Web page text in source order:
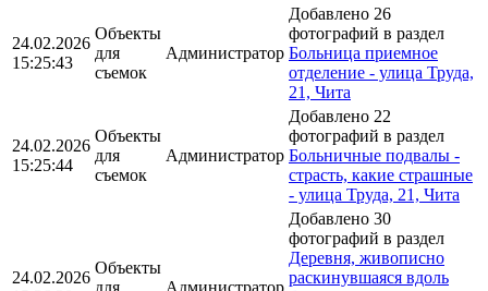
24.02.2026
15:25:43
Объекты
для
съемок
Администратор
Добавлено 26
фотографий в раздел
Больница приемное
отделение - улица Труда,
21, Чита
24.02.2026
15:25:44
Объекты
для
съемок
Администратор
Добавлено 22
фотографий в раздел
Больничные подвалы -
страсть, какие страшные
- улица Труда, 21, Чита
24.02.2026
Объекты
для
Администратор
Добавлено 30
фотографий в раздел
Деревня, живописно
раскинувшаяся вдоль